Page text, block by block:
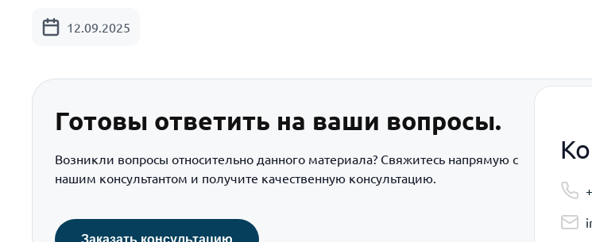
12.09.2025
Готовы ответить на ваши вопросы.
Возникли вопросы относительно данного материала? Свяжитесь напрямую с
нашим консультантом и получите качественную консультацию.
Заказать консультацию